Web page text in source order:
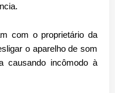
com o proprietário da
o aparelho de som
causando incômodo à